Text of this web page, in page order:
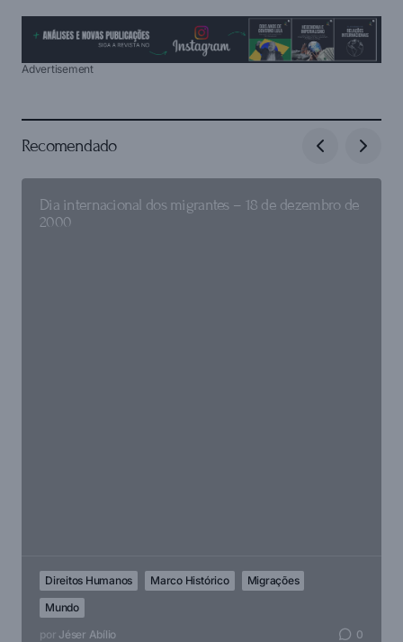
Advertisement
Recomendado
Dia internacional dos migrantes – 18 de dezembro de
2000
Direitos Humanos Marco Histórico
Migrações
Mundo
por Jéser Abílio 0